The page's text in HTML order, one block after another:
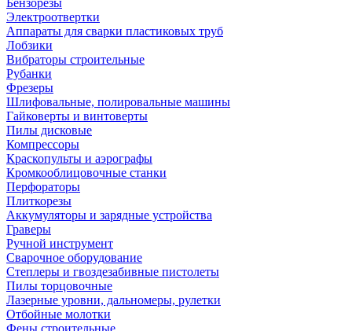
Бензорезы
Электроотвертки
Аппараты для сварки пластиковых труб
Лобзики
Вибраторы строительные
Рубанки
Фрезеры
Шлифовальные, полировальные машины
Гайковерты и винтоверты
Пилы дисковые
Компрессоры
Краскопульты и аэрографы
Кромкооблицовочные станки
Перфораторы
Плиткорезы
Аккумуляторы и зарядные устройства
Граверы
Ручной инструмент
Сварочное оборудование
Степлеры и гвоздезабивные пистолеты
Пилы торцовочные
Лазерные уровни, дальномеры, рулетки
Отбойные молотки
Фены строительные